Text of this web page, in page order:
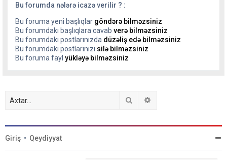
Bu forumda nələrə icazə verilir ? :
Bu foruma yeni başlıqlar göndərə bilməzsiniz
Bu forumdakı başlıqlara cavab verə bilməzsiniz
Bu forumdakı postlarınızda düzəliş edə bilməzsiniz
Bu forumdakı postlarınızı silə bilməzsiniz
Bu foruma fayl yükləyə bilməzsiniz
Axtar
Giriş • Qeydiyyat